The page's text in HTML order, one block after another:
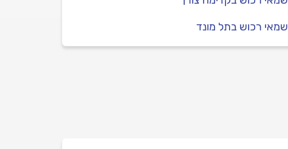
שמאי רכוש בתל מונד